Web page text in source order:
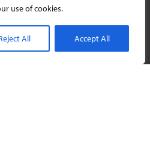
use of cookies.
All Accept All